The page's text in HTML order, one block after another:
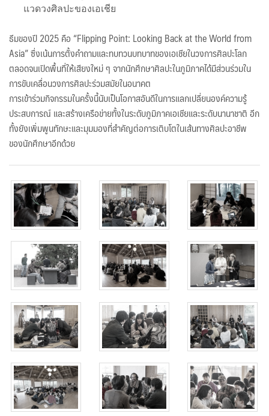
แวดวงศิลปะของเอเชีย
ธีมของปี 2025 คือ “Flipping Point: Looking Back at the World from
Asia” ซึ่งเน้นการตั้งคำถามและทบทวนบทบาทของเอเชียในวงการศิลปะโลก
ตลอดจนเปิดพื้นที่ให้เสียงใหม่ ๆ จากนักศึกษาศิลปะในภูมิภาคได้มีส่วนร่วมใน
การขับเคลื่อนวงการศิลปะร่วมสมัยในอนาคต
การเข้าร่วมกิจกรรมในครั้งนี้นับเป็นโอกาสอันดีในการแลกเปลี่ยนองค์ความรู้
ประสบการณ์ และสร้างเครือข่ายทั้งในระดับภูมิภาคเอเชียและระดับนานาชาติ อีก
ทั้งยังเพิ่มพูนทักษะและมุมมองที่สำคัญต่อการเติบโตในเส้นทางศิลปะอาชีพ
ของนักศึกษาอีกด้วย